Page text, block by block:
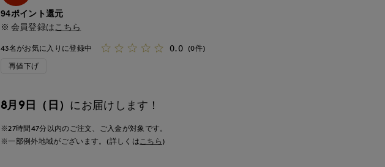
94ポイント還元
会員登録は こちら
43名がお気に入りに登録中 0.0 (0件)
再値下げ
8月9日（日） にお届けします！
※27時間47分以内のご注文、ご入金が対象です。
※一部例外地域がございます。(詳しくはこちら )